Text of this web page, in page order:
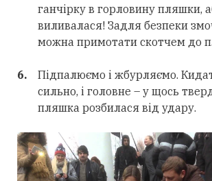
ганчірку в горловину пляшки,
виливалася! Задля безпеки
можна примотати скотчем до
Підпалюємо і жбурляємо.
сильно, і головне – у щось
пляшка розбилася від удару.